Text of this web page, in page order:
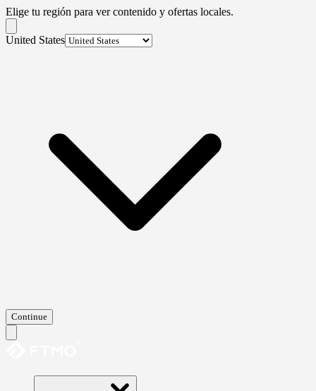
Elige tu región para ver contenido y ofertas locales.
United States
Continue